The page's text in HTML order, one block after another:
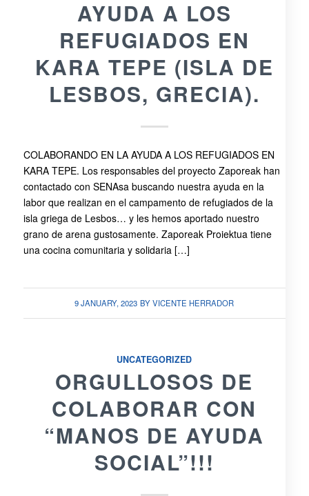
AYUDA A LOS
REFUGIADOS EN
KARA TEPE (ISLA DE
LESBOS, GRECIA).
COLABORANDO EN LA AYUDA A LOS REFUGIADOS EN
KARA TEPE. Los responsables del proyecto Zaporeak han
contactado con SENAsa buscando nuestra ayuda en la
labor que realizan en el campamento de refugiados de la
isla griega de Lesbos… y les hemos aportado nuestro
grano de arena gustosamente. Zaporeak Proiektua tiene
una cocina comunitaria y solidaria […]
9 JANUARY, 2023 BYVICENTE HERRADOR
UNCATEGORIZED
ORGULLOSOS DE
COLABORAR CON
“MANOS DE AYUDA
SOCIAL”!!!